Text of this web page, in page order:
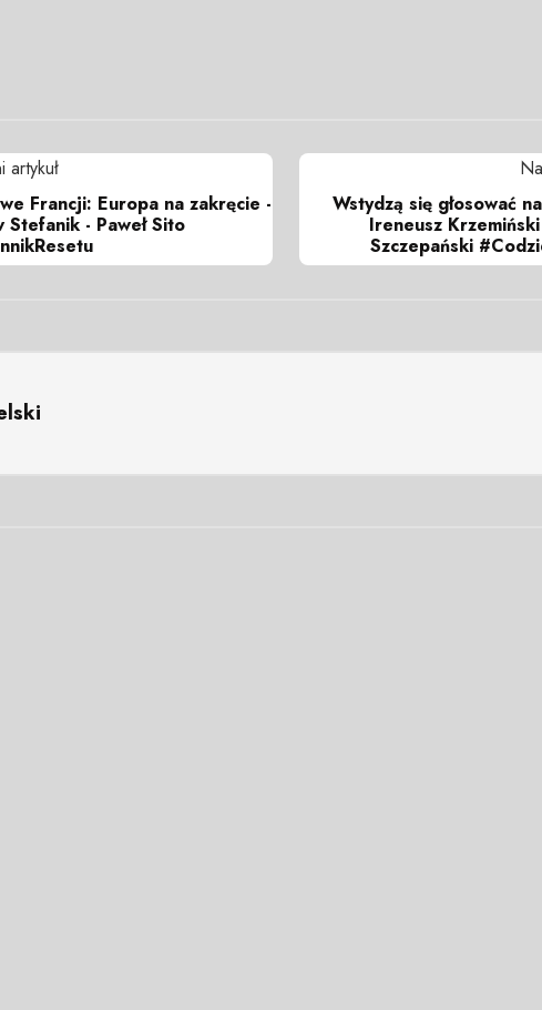
artykuł
Francji: Europa na zakręcie -
Stefanik - Paweł Sito
Wstydzą się głosować
Ireneusz Krzemiński
Szczepański